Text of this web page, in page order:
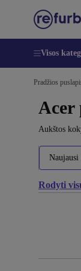
Visos
Pradžios
Acer
Aukštos
Rodyti